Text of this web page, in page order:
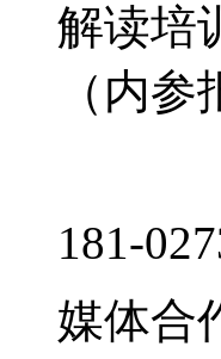
解读培
（内参
181-
媒体合